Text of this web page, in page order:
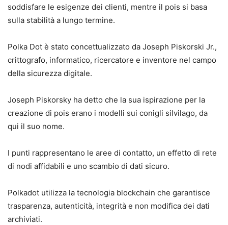
soddisfare le esigenze dei clienti, mentre il pois si basa
sulla stabilità a lungo termine.
Polka Dot è stato concettualizzato da Joseph Piskorski Jr.,
crittografo, informatico, ricercatore e inventore nel campo
della sicurezza digitale.
Joseph Piskorsky ha detto che la sua ispirazione per la
creazione di pois erano i modelli sui conigli silvilago, da
qui il suo nome.
I punti rappresentano le aree di contatto, un effetto di rete
di nodi affidabili e uno scambio di dati sicuro.
Polkadot utilizza la tecnologia blockchain che garantisce
trasparenza, autenticità, integrità e non modifica dei dati
archiviati.